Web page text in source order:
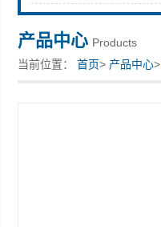
产品中心 Products
当前位置：首页> 产品中心>